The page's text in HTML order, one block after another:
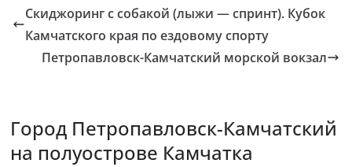
Скиджоринг с собакой (лыжи — спринт). Кубок
Камчатского края по ездовому спорту
Петропавловск-Камчатский морской вокзал
Город Петропавловск-Камчатский
на полуострове Камчатка